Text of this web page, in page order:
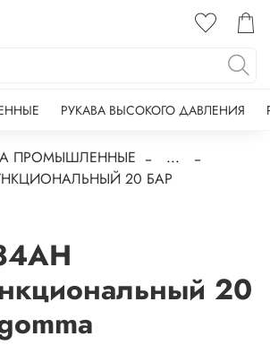
РУКАВА ВЫСОКОГО ДАВЛЕНИЯ
ПРОМЫШЛЕННЫЕ
...
20 БАР
20